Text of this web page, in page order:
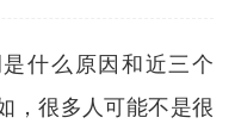
什么原因和近三个
，很多人可能不是很